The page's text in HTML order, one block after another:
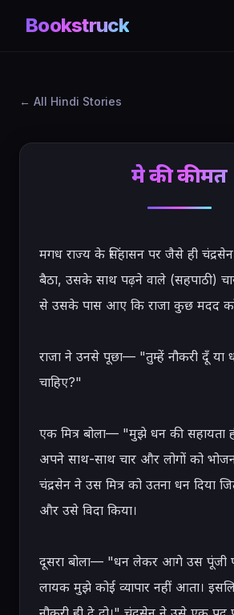
Bookstruck
All Hindi Stories
प्रेम की कीमत
मगध राज्य के सिंहासन पर जैसे ही चंद्रसेन
बैठा, उसके साथ पढ़ने वाले (सहपाठी)
से उसके पास आए कि राजा कुछ मदद
राजा ने उनसे पूछा— "तुम्हें नौकरी दूँ या
चाहिए?"
एक मित्र बोला— "मुझे धन की सहायता
अपने साथ-साथ चार और लोगों को
चंद्रसेन ने उस मित्र को उतना धन दिया
और उसे विदा किया।
दूसरा बोला— "धन लेकर आगे उस पूंजी
लायक मुझे कोई व्यापार नहीं आता।